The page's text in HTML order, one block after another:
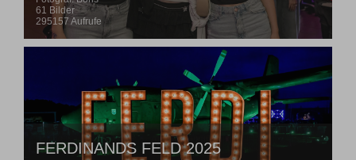
61 Bilder
295157 Aufrufe
FERDINANDS FELD 2025